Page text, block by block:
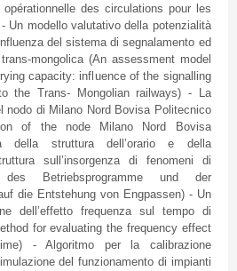
opérationnelle des circulations pour les
Un modello valutativo della potenzialità
del sistema di segnalamento ed
trans-mongolica(An assessment model
capacity: influence of the signalling
the Trans- Mongolian railways) - La
nodo di Milano Nord Bovisa Politecnico
of the node Milano
Nord
Bovisa
della struttura dell’orarioe della
sull’insorgenza di fenomeni
di
Betriebsprogrammeund der
die Entstehung von Engpassen) - Un
dell’effetto frequenza sul tempo di
for evaluating the frequency effect
-Algoritmo per la calibrazione
del funzionamento di impianti